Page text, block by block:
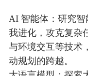
AI 智能体：研究
我进化，攻克复杂
与环境交互等技术
动规划的跨越。